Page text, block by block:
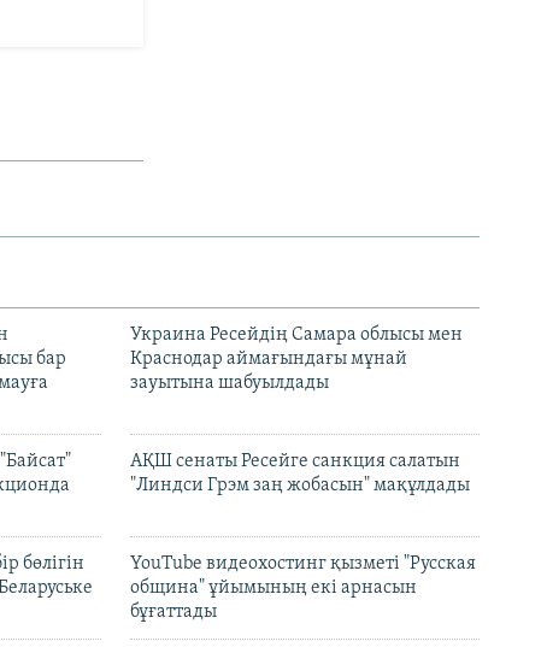
бар
Украина Ресейдің Самара облысы мен
Краснодар аймағындағы мұнай
зауытына шабуылдады
АҚШ сенаты Ресейге санкция салатын
"Линдси Грэм заң жобасын" мақұлдады
бөлігін
YouTube видеохостинг қызметі "Русская
община" ұйымының екі арнасын
бұғаттады